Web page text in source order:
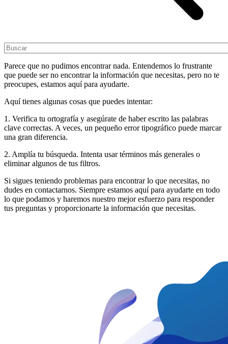
Parece que no pudimos encontrar nada. Entendemos lo frustrante
que puede ser no encontrar la información que necesitas, pero no te
preocupes, estamos aquí para ayudarte.
Aquí tienes algunas cosas que puedes intentar:
1. Verifica tu ortografía y asegúrate de haber escrito las palabras
clave correctas. A veces, un pequeño error tipográfico puede marcar
una gran diferencia.
2. Amplía tu búsqueda. Intenta usar términos más generales o
eliminar algunos de tus filtros.
Si sigues teniendo problemas para encontrar lo que necesitas, no
dudes en contactarnos. Siempre estamos aquí para ayudarte en todo
lo que podamos y haremos nuestro mejor esfuerzo para responder
tus preguntas y proporcionarte la información que necesitas.